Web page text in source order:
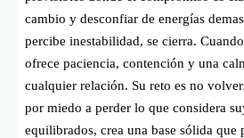
cambio y desconfiar de energías
percibe inestabilidad, se cierra.
ofrece paciencia, contención y una
cualquier relación. Su reto es no
por miedo a perder lo que considera
equilibrados, crea una base sólida que